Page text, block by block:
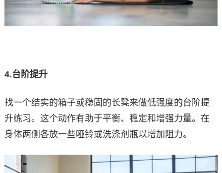
4.台阶提升
找一个结实的箱子或稳固的长凳来做低强度的台阶提
升练习。这个动作有助于平衡、稳定和增强力量。在
身体两侧各放一些哑铃或洗涤剂瓶以增加阻力。